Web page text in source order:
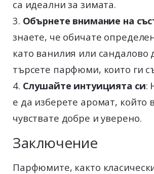
са идеални за зимата.
Обърнете внимание на
знаете, че обичате
като ванилия или сандалово
търсете парфюми, които ги
Слушайте интуицията си:
е да изберете аромат, който
чувствате добре и уверено.
Заключение
Парфюмите, както